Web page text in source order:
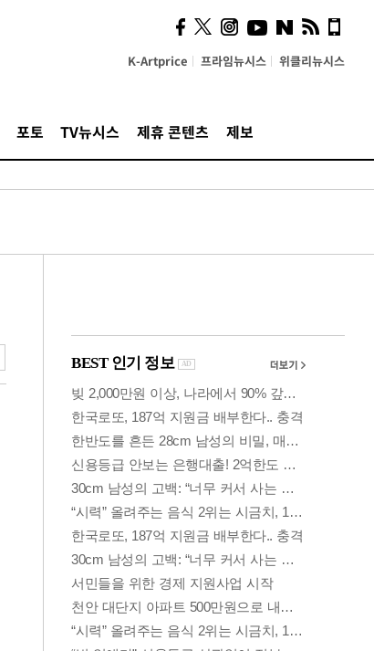
K-Artprice 프라임뉴시스 위클리뉴시스
포토 TV뉴시스 제휴 콘텐츠 제보
의견, 국토부·LH에 충실히
전달할 것"